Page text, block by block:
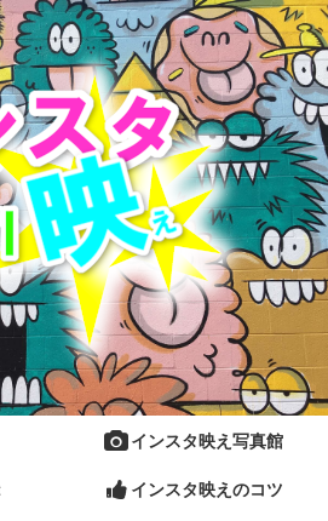
インスタ映え写真館
インスタ映えのコツ